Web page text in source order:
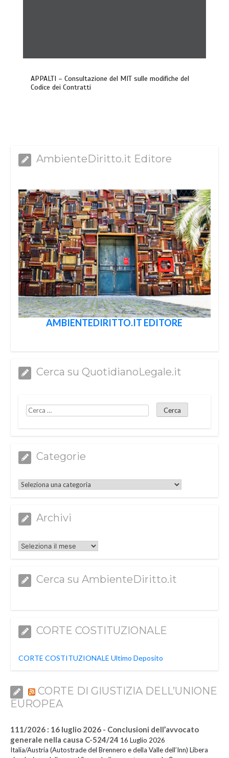
APPALTI – Consultazione del MIT sulle modifiche del
Codice dei Contratti
AmbienteDiritto.it Editore
AMBIENTEDIRITTO.IT EDITORE
Cerca su QuotidianoLegale.it
Categorie
Categorie
Archivi
Archivi
Cerca su AmbienteDiritto.it
CORTE COSTITUZIONALE
CORTE COSTITUZIONALE Ultimo Deposito
CORTE DI GIUSTIZIA DELL’UNIONE
EUROPEA
111/2026 : 16 luglio 2026 - Conclusioni dell’avvocato
generale nella causa C-524/24 16 Luglio 2026
Italia/Austria (Autostrade del Brennero e della Valle dell’Inn) Libera